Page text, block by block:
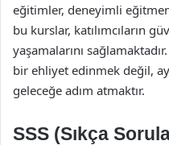
eğitimler, deneyimli
bu kurslar, katılımcıların
yaşamalarını
bir ehliyet edinmek değil,
geleceğe adım atmaktır.
SSS (Sıkça